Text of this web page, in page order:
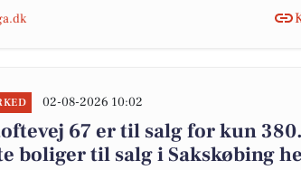
02-08-2026 10:02
67 er til salg for kun
boliger til salg i Sakskøbing